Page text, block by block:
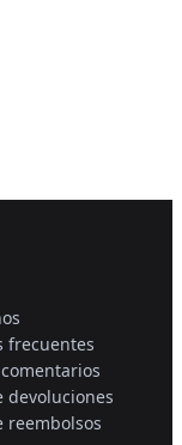
frecuentes
devoluciones
reembolsos